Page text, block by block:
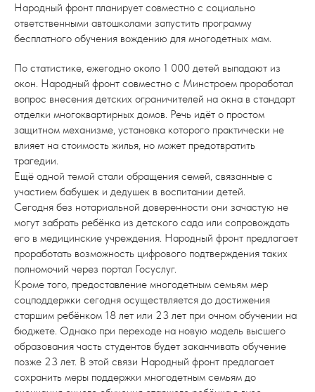
Народный фронт планирует совместно с социально
ответственными автошколами запустить программу
бесплатного обучения вождению для многодетных мам.
По статистике, ежегодно около 1 000 детей выпадают из
окон. Народный фронт совместно с Минстроем проработал
вопрос внесения детских ограничителей на окна в стандарт
отделки многоквартирных домов. Речь идёт о простом
защитном механизме, установка которого практически не
влияет на стоимость жилья, но может предотвратить
трагедии.
Ещё одной темой стали обращения семей, связанные с
участием бабушек и дедушек в воспитании детей.
Сегодня без нотариальной доверенности они зачастую не
могут забрать ребёнка из детского сада или сопровождать
его в медицинские учреждения. Народный фронт предлагает
проработать возможность цифрового подтверждения таких
полномочий через портал Госуслуг.
Кроме того, предоставление многодетным семьям мер
соцподдержки сегодня осуществляется до достижения
старшим ребёнком 18 лет или 23 лет при очном обучении на
бюджете. Однако при переходе на новую модель высшего
образования часть студентов будет заканчивать обучение
позже 23 лет. В этой связи Народный фронт предлагает
сохранить меры поддержки многодетным семьям до